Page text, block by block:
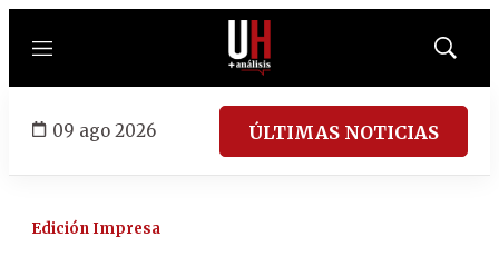
Menú
Mostrar
09 ago 2026 ÚLTIMAS NOTICIAS
Edición Impresa